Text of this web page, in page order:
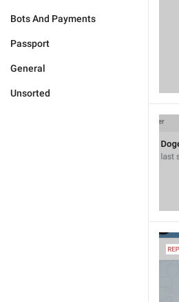
Bots And Payments
Passport
General
Unsorted